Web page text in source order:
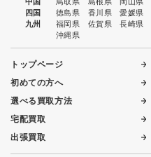
中国
鳥取県 島根県 岡山県
四国
徳島県 香川県 愛媛県
九州
福岡県 佐賀県 長崎県
沖縄県
トップページ
初めての方へ
選べる買取方法
宅配買取
出張買取